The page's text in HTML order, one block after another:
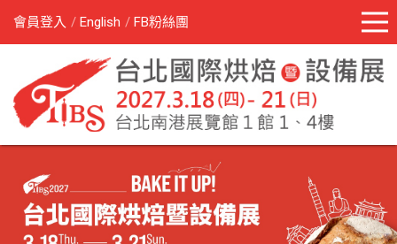
會員登入 English FB粉絲團